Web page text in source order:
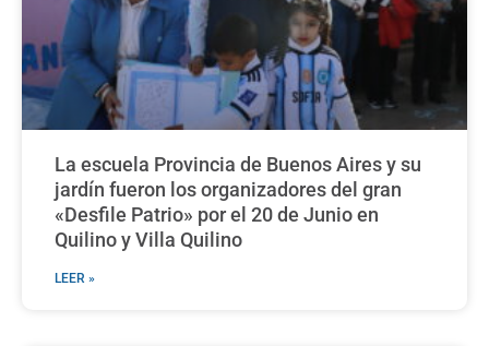
La escuela Provincia de Buenos Aires y su
jardín fueron los organizadores del gran
«Desfile Patrio» por el 20 de Junio en
Quilino y Villa Quilino
LEER »